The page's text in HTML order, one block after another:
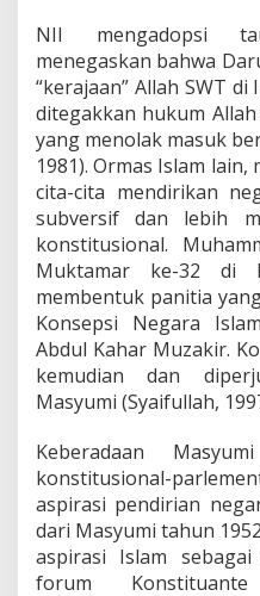
NII mengadopsi
menegaskan bahwa
“kerajaan” Allah SWT
ditegakkan hukum
yang menolak masuk
1981). Ormas Islam
cita-cita mendirikan
subversif dan lebih
konstitusional.
Muktamar ke-32 di
membentuk panitia
Konsepsi Negara
Abdul Kahar Muzakir.
kemudian dan
Masyumi (Syaifullah,
Keberadaan
konstitusional-
aspirasi pendirian
dari Masyumi tahun
aspirasi Islam
forum